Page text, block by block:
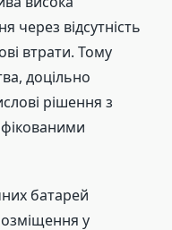
через відсутність
втрати. Тому
доцільно
рішення з
батарей
у